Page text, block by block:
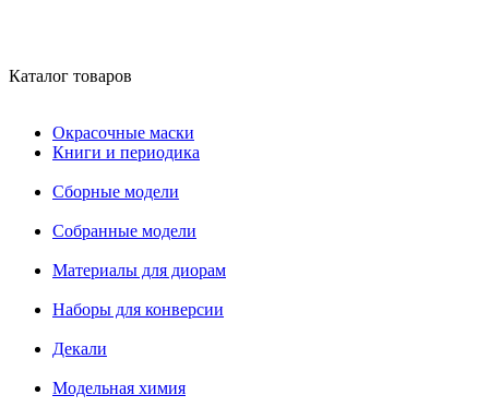
Каталог товаров
Окрасочные маски
Книги и периодика
Сборные модели
Собранные модели
Материалы для диорам
Наборы для конверсии
Декали
Модельная химия